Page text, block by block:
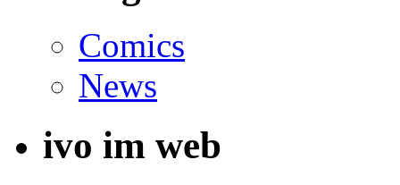
Comics
News
ivo im web